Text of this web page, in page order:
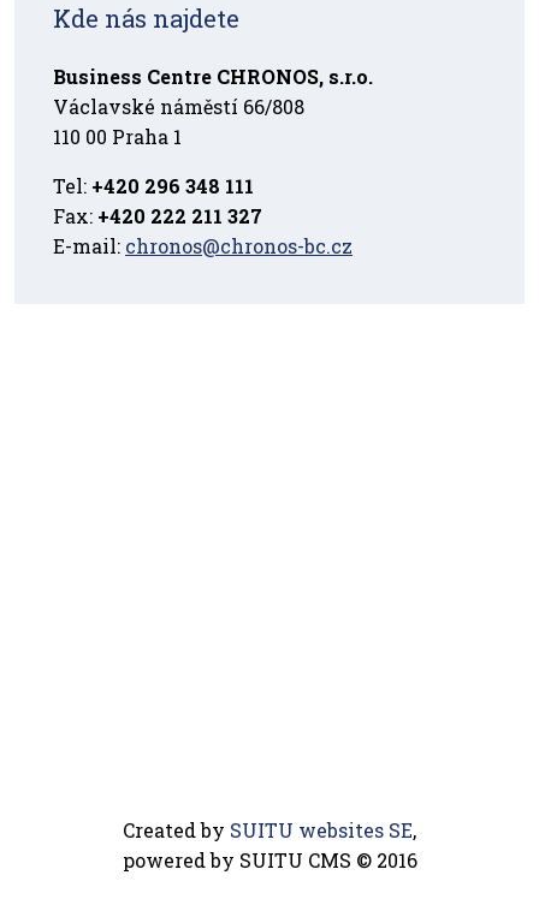
Kde nás najdete
Business Centre CHRONOS, s.r.o.
Václavské náměstí 66/808
110 00 Praha 1
Tel: +420 296 348 111
Fax: +420 222 211 327
E-mail: chronos@chronos-bc.cz
Created by SUITU websites SE,
powered by SUITU CMS © 2016